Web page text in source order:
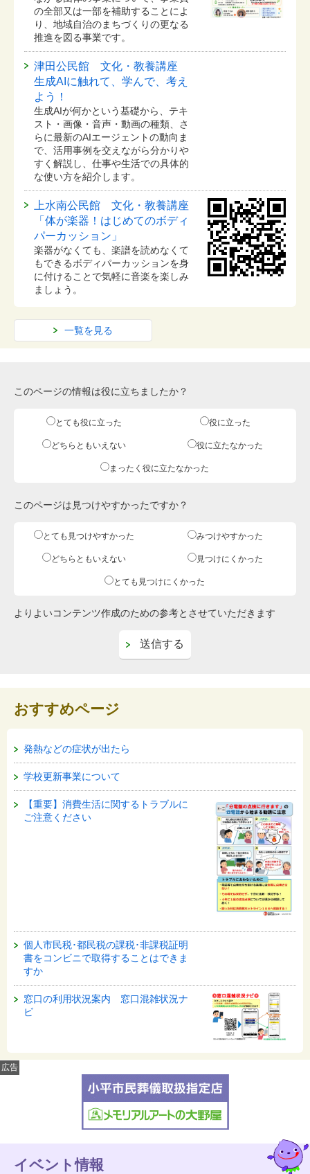
一覧を見る
の全部又は一部を補助することによ
り、地域自治のまちづくりの更なる
推進を図る事業です。
津田公民館 文化・教養講座
生成AIに触れて、学んで、考え
よう！
生成AIが何かという基礎から、テキ
スト・画像・音声・動画の種類、さ
らに最新のAIエージェントの動向ま
で、活用事例を交えながら分かりや
すく解説し、仕事や生活での具体的
な使い方を紹介します。
上水南公民館 文化・教養講座
「体が楽器！はじめてのボディ
パーカッション」
楽器がなくても、楽譜を読めなくて
もできるボディパーカッションを身
に付けることで気軽に音楽を楽しみ
ましょう。
このページの情報は役に立ちましたか？
とても役に立った 役に立った
どちらともいえない 役に立たなかった
まったく役に立たなかった
このページは見つけやすかったですか？
とても見つけやすかった みつけやすかった
どちらともいえない 見つけにくかった
とても見つけにくかった
よりよいコンテンツ作成のための参考とさせていただきます
おすすめページ
発熱などの症状が出たら
学校更新事業について
【重要】消費生活に関するトラブルに
ご注意ください
個人市民税･都民税の課税･非課税証明
書をコンビニで取得することはできま
すか
窓口の利用状況案内 窓口混雑状況ナ
ビ
広告
イベント情報